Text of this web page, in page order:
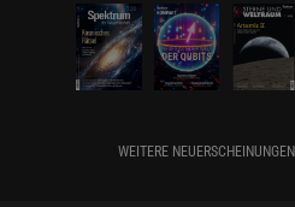
WEITERE NEUERSCHEINUNGEN